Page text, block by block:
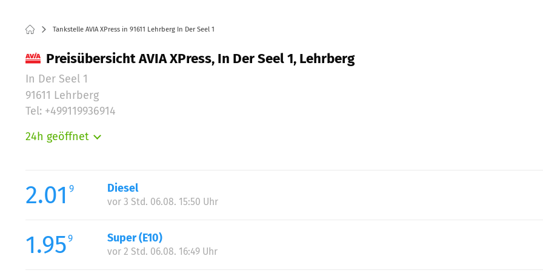
Tankstelle AVIA XPress in 91611 Lehrberg In Der Seel 1
Preisübersicht AVIA XPress, In Der Seel 1, Lehrberg
In Der Seel 1
91611 Lehrberg
Tel: +499119936914
24h geöffnet
Mittwoch:
Donnerstag:
Samstag:
Sonntag:
2.01 9 Diesel
vor 3 Std. 06.08. 15:50 Uhr
1.959 Super (E10)
vor 2 Std. 06.08. 16:49 Uhr